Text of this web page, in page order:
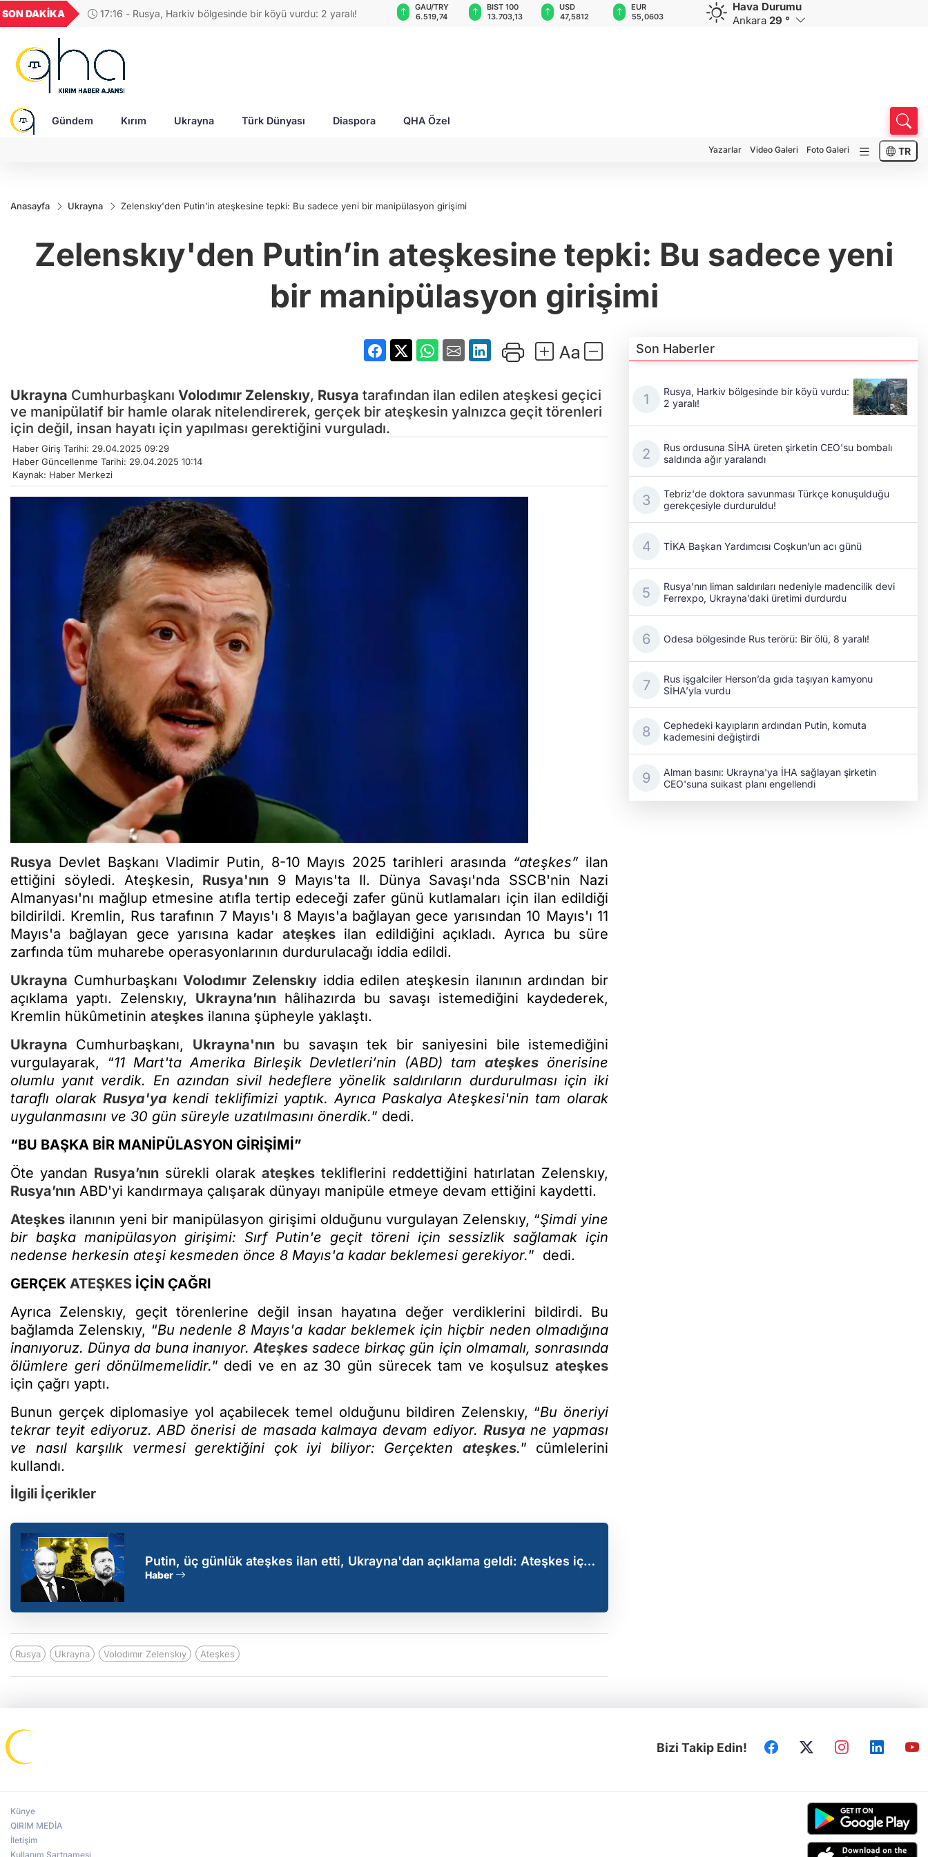
SON DAKİKA
17:04 - Rus ordusuna SİHA üreten şirketin CEO'su bombalı
GEL
18,1955
16,2449
28,0626
0,0018
6.519,74
BIST 100
13.703,13
USD
47,5812
EUR
55,0603
GBP
64,1818
CHF
58,9168
CAD
33,9453
Hava Durumu
Ankara 29 °
Gündem Kırım Ukrayna Türk Dünyası Diaspora QHA Özel
Yazarlar Video Galeri Foto Galeri TR
Anasayfa Ukrayna Zelenskıy'den Putin’in ateşkesine tepki: Bu sadece yeni bir manipülasyon girişimi
Zelenskıy'den Putin’in ateşkesine tepki: Bu sadece yeni
bir manipülasyon girişimi
Ukrayna Cumhurbaşkanı Volodımır Zelenskıy, Rusya tarafından ilan edilen ateşkesi geçici
ve manipülatif bir hamle olarak nitelendirerek, gerçek bir ateşkesin yalnızca geçit törenleri
için değil, insan hayatı için yapılması gerektiğini vurguladı.
Haber Giriş Tarihi: 29.04.2025 09:29
Haber Güncellenme Tarihi: 29.04.2025 10:14
Kaynak: Haber Merkezi
Rusya Devlet Başkanı Vladimir Putin, 8-10 Mayıs 2025 tarihleri arasında “ateşkes” ilan
ettiğini söyledi. Ateşkesin, Rusya'nın 9 Mayıs'ta II. Dünya Savaşı'nda SSCB'nin Nazi
Almanyası'nı mağlup etmesine atıfla tertip edeceği zafer günü kutlamaları için ilan edildiği
bildirildi. Kremlin, Rus tarafının 7 Mayıs'ı 8 Mayıs'a bağlayan gece yarısından 10 Mayıs'ı 11
Mayıs'a bağlayan gece yarısına kadar ateşkesilan edildiğini açıkladı. Ayrıca bu süre
zarfında tüm muharebe operasyonlarının durdurulacağı iddia edildi.
Ukrayna CumhurbaşkanıVolodımır Zelenskıy iddia edilen ateşkesin ilanının ardından bir
açıklama yaptı. Zelenskıy, Ukrayna’nın hâlihazırda bu savaşı istemediğini kaydederek,
Kremlin hükûmetinin ateşkes ilanına şüpheyle yaklaştı.
Ukrayna Cumhurbaşkanı, Ukrayna'nınbu savaşın tek bir saniyesini bile istemediğini
vurgulayarak, “11 Mart'ta Amerika Birleşik Devletleri’nin (ABD) tamateşkes önerisine
olumlu yanıt verdik. En azından sivil hedeflere yönelik saldırıların durdurulması için iki
taraflı olarak Rusya'yakendi teklifimizi yaptık. Ayrıca Paskalya Ateşkesi'nin tam olarak
uygulanmasını ve 30 gün süreyle uzatılmasını önerdik.” dedi.
“BU BAŞKA BİR MANİPÜLASYON GİRİŞİMİ”
Öte yandan Rusya’nın sürekli olarak ateşkes tekliflerini reddettiğini hatırlatan Zelenskıy,
Rusya’nın ABD'yi kandırmaya çalışarak dünyayı manipüle etmeye devam ettiğini kaydetti.
Ateşkes ilanının yeni bir manipülasyon girişimi olduğunu vurgulayan Zelenskıy, “Şimdi yine
bir başka manipülasyon girişimi: Sırf Putin'e geçit töreni için sessizlik sağlamak için
nedense herkesin ateşi kesmeden önce 8 Mayıs'a kadar beklemesi gerekiyor.” dedi.
GERÇEK ATEŞKES İÇİN ÇAĞRI
Ayrıca Zelenskıy, geçit törenlerine değil insan hayatına değer verdiklerini bildirdi. Bu
bağlamda Zelenskıy, “Bu nedenle 8 Mayıs'a kadar beklemek için hiçbir neden olmadığına
inanıyoruz. Dünya da buna inanıyor. Ateşkessadece birkaç gün için olmamalı, sonrasında
ölümlere geri dönülmemelidir.” dedi ve en az 30 gün sürecek tam ve koşulsuzateşkes
için çağrı yaptı.
Bunun gerçek diplomasiye yol açabilecek temel olduğunu bildiren Zelenskıy, “Bu öneriyi
tekrar teyit ediyoruz. ABD önerisi de masada kalmaya devam ediyor. Rusyane yapması
ve nasıl karşılık vermesi gerektiğini çok iyi biliyor: Gerçekten ateşkes.” cümlelerini
kullandı.
İlgili İçerikler
Putin, üç günlük ateşkes ilan etti, Ukrayna'dan açıklama geldi: Ateşkes için
neden 8 Mayıs'ı bekleyelim?
Haber
Rusya Ukrayna Volodımır Zelenskıy Ateşkes
Son Haberler
Rusya, Harkiv bölgesinde bir köyü vurdu:
2 yaralı!
Rus ordusuna SİHA üreten şirketin CEO'su bombalı
saldırıda ağır yaralandı
Tebriz'de doktora savunması Türkçe konuşulduğu
gerekçesiyle durduruldu!
TİKA Başkan Yardımcısı Coşkun’un acı günü
Rusya’nın liman saldırıları nedeniyle madencilik devi
Ferrexpo, Ukrayna’daki üretimi durdurdu
Odesa bölgesinde Rus terörü: Bir ölü, 8 yaralı!
Rus işgalciler Herson’da gıda taşıyan kamyonu
SİHA’yla vurdu
Cephedeki kayıpların ardından Putin, komuta
kademesini değiştirdi
Alman basını: Ukrayna'ya İHA sağlayan şirketin
CEO'suna suikast planı engellendi
Bizi Takip Edin!
Künye
QIRIM MEDİA
İletişim
Kullanım Şartnamesi